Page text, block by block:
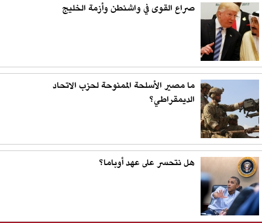
صراع القوى في واشنطن وأزمة الخليج
ما مصير الأسلحة الممنوحة لحزب الاتحاد
الديمقراطي؟
هل نتحسر على عهد أوباما؟